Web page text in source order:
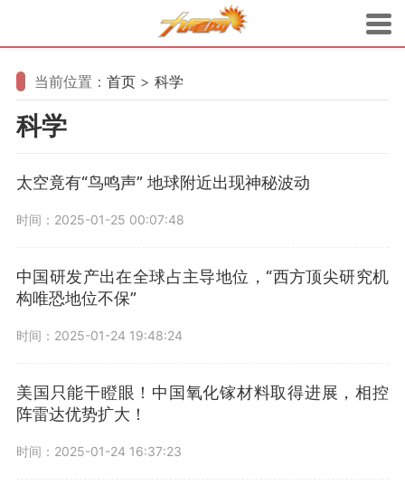
当前位置： 首页 > 科学
科学
太空竟有“鸟鸣声” 地球附近出现神秘波动
时间：2025-01-25 00:07:48
中国研发产出在全球占主导地位，“西方顶尖研究机
构唯恐地位不保”
时间：2025-01-24 19:48:24
美国只能干瞪眼！中国氧化镓材料取得进展，相控
阵雷达优势扩大！
时间：2025-01-24 16:37:23